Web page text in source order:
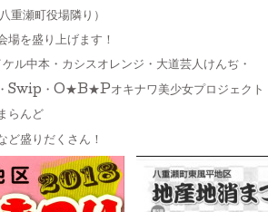
瀬町役場隣り）
を盛り上げます！
中本・カシスオレンジ・大道芸人けんぢ・
・O★B★Pオキナワ美少女プロジェクト
んど
ど盛りだくさん！